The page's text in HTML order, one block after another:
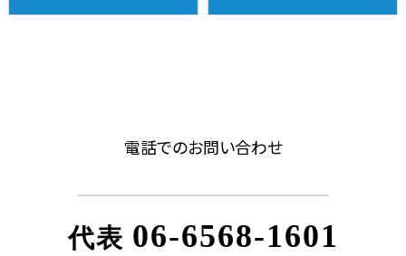
電話でのお問い合わせ
代表 06-6568-1601